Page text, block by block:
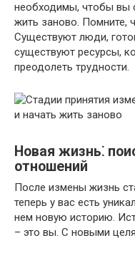
необходимы, чтобы вы
жить заново.​ Помните,
Существуют люди,
существуют ресурсы,
преодолеть трудности.​
Новая жизнь⁚
отношений
После измены жизнь
теперь у вас есть
нем новую историю.
– это вы.​ С новыми